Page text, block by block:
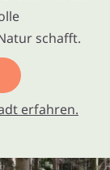
schafft.
erfahren.